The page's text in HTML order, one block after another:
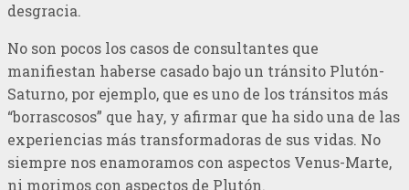
desgracia.
No son pocos los casos de consultantes que
manifiestan haberse casado bajo un tránsito Plutón-
Saturno, por ejemplo, que es uno de los tránsitos más
“borrascosos” que hay, y afirmar que ha sido una de las
experiencias más transformadoras de sus vidas. No
siempre nos enamoramos con aspectos Venus-Marte,
ni morimos con aspectos de Plutón.